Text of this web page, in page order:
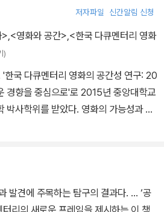
저자파일 신간알림 신청
>,<영화와 공간>,<한국 다큐멘터리 영화
)
한국 다큐멘터리 영화의 공간성 연구: 20
경향을 중심으로'로 2015년 중앙대학교
박사학위를 받았다. 영화의 가능성과 새
아의 지형도: 한국 다큐멘터리의 50개
발견에 주목하는 탐구의 결과다. … ‘공